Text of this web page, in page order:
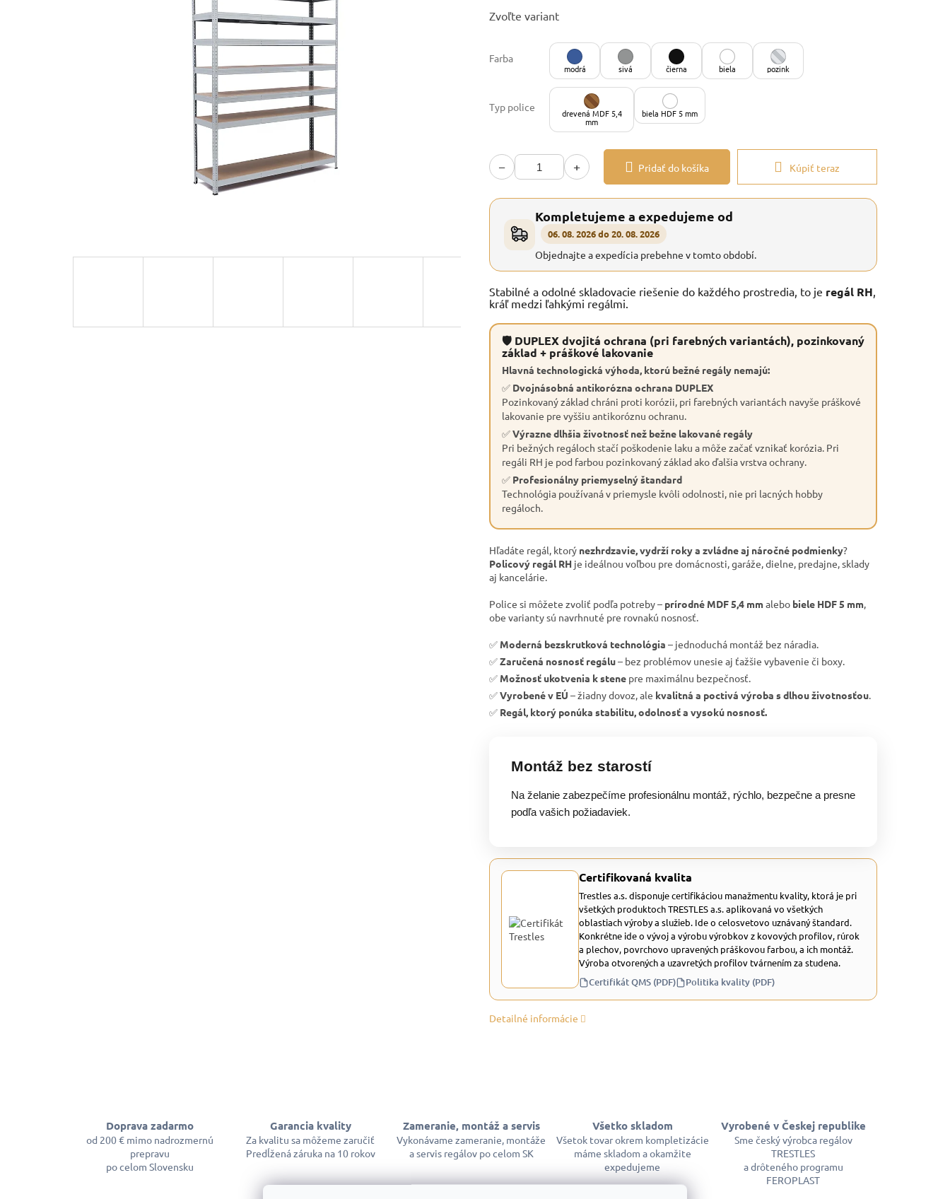
cena:
Zvoľte variant
Farba
modrá sivá čierna biela pozink
Typ police drevená MDF 5,4
mm
biela HDF 5 mm
− + Pridať do košíka Kúpiť teraz
Kompletujeme a expedujeme od
06. 08. 2026 do 20. 08. 2026
Objednajte a expedícia prebehne v tomto období.
Stabilné a odolné skladovacie riešenie do každého prostredia, to je regál RH,
kráľ medzi ľahkými regálmi.
🛡 DUPLEX dvojitá ochrana (pri farebných variantách), pozinkovaný
základ + práškové lakovanie
Hlavná technologická výhoda, ktorú bežné regály nemajú:
✅ Dvojnásobná antikorózna ochrana DUPLEX
Pozinkovaný základ chráni proti korózii, pri farebných variantách navyše práškové
lakovanie pre vyššiu antikoróznu ochranu.
✅Výrazne dlhšia životnosť než bežne lakované regály
Pri bežných regáloch stačí poškodenie laku a môže začať vznikať korózia. Pri
regáli RH je pod farbou pozinkovaný základ ako ďalšia vrstva ochrany.
✅ Profesionálny priemyselný štandard
Technológia používaná v priemysle kvôli odolnosti, nie pri lacných hobby
regáloch.
Hľadáte regál, ktorý nezhrdzavie, vydrží roky a zvládne aj náročné podmienky?
Policový regál RH je ideálnou voľbou pre domácnosti, garáže, dielne, predajne, sklady
aj kancelárie.
Police si môžete zvoliť podľa potreby – prírodné MDF 5,4 mmalebo biele HDF 5 mm,
obe varianty sú navrhnuté pre rovnakú nosnosť.
✅ Moderná bezskrutková technológia – jednoduchá montáž bez náradia.
✅Zaručená nosnosť regálu– bez problémov unesie aj ťažšie vybavenie či boxy.
✅ Možnosť ukotvenia k stene pre maximálnu bezpečnosť.
✅Vyrobené v EÚ – žiadny dovoz, ale kvalitná a poctivá výroba s dlhou životnosťou.
✅ Regál, ktorý ponúka stabilitu, odolnosť a vysokú nosnosť.
Montáž bez starostí
Na želanie zabezpečíme profesionálnu montáž, rýchlo, bezpečne a presne
podľa vašich požiadaviek.
Certifikovaná kvalita
Trestles a.s. disponuje certifikáciou manažmentu kvality, ktorá je pri
všetkých produktoch TRESTLES a.s. aplikovaná vo všetkých
oblastiach výroby a služieb. Ide o celosvetovo uznávaný štandard.
Konkrétne ide o vývoj a výrobu výrobkov z kovových profilov, rúrok
a plechov, povrchovo upravených práškovou farbou, a ich montáž.
Výroba otvorených a uzavretých profilov tvárnením za studena.
Certifikát QMS (PDF) Politika kvality (PDF)
Detailné informácie
Doprava zadarmo
od 200 € mimo nadrozmernú
prepravu
po celom Slovensku
Garancia kvality
Za kvalitu sa môžeme zaručiť
Predĺžená záruka na 10 rokov
Zameranie, montáž a servis
Vykonávame zameranie, montáže
a servis regálov po celom SK
Všetko skladom
Všetok tovar okrem kompletizácie
máme skladom a okamžite
expedujeme
Vyrobené v Českej republike
Sme český výrobca regálov
TRESTLES
a drôteného programu
FEROPLAST